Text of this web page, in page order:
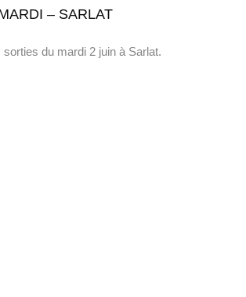
– SARLAT
sorties du mardi 2 juin à Sarlat.